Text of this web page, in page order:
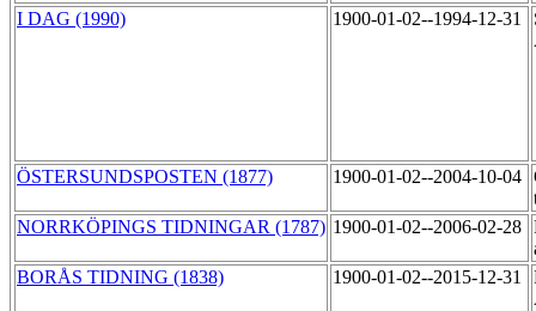
I DAG (1990)
1900-01-02--1994-12-31
ÖSTERSUNDSPOSTEN (1877) 1900-01-02--2004-10-04
NORRKÖPINGS TIDNINGAR (1787) 1900-01-02--2006-02-28
BORÅS TIDNING (1838)
1900-01-02--2015-12-31